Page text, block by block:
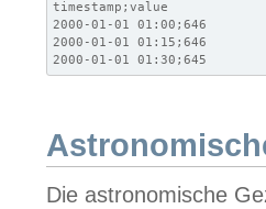
timestamp;value
2000-01-01 01:00;646
2000-01-01 01:15;646
2000-01-01 01:30;645
Die astronomische